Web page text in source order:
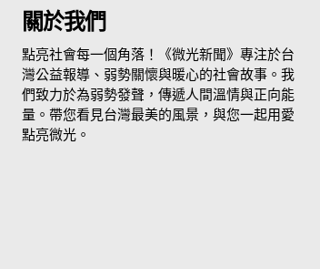
關於我們
點亮社會每一個角落！《微光新聞》專注於台
灣公益報導、弱勢關懷與暖心的社會故事。我
們致力於為弱勢發聲，傳遞人間溫情與正向能
量。帶您看見台灣最美的風景，與您一起用愛
點亮微光。